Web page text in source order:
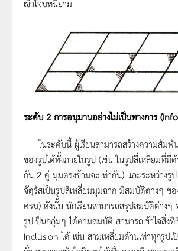
เข้าใจบทนิยาม
ระดับ 2การอนุมานอย่างไม่เป็นทางการ
ในระดับนี้ ผู้เรียนสามารถสร้างความสัมพั
ของรูปได้ทั้งภายในรูป (เช่น ในรูปสี่เหลี่ยมที่มี
กัน 2 คู่ มุมตรงข้ามจะเท่ากัน) และระหว่างรู
จัตุรัสเป็นรูปสี่เหลี่ยมมุมฉาก มีสมบัติต่างๆ ข
ครบ) ดังนั้น นักเรียนสามารถสรุปสมบัติต่างๆ
รูปเป็นกลุ่มๆ ได้ตามสมบัติ สามารถเข้าใจสิ่งที่
Inclusion ได้ เช่น สามเหลี่ยมด้านเท่าทุกรูป